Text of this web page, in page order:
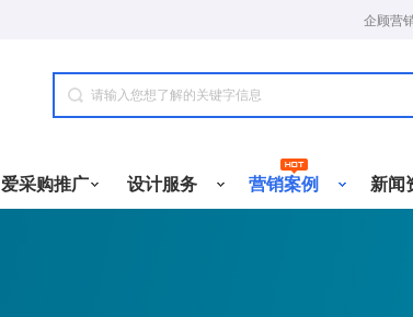
企顾营
爱采购推广 设计服务 营销案例 新闻